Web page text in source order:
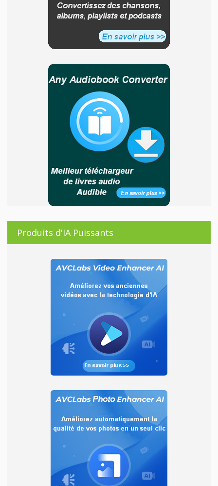
Produits d'IA Puissants